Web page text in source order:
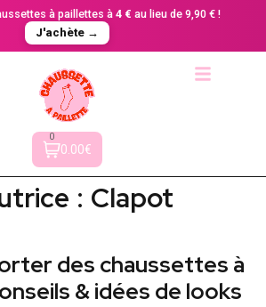
à paillettes à 4 € au lieu de 9,90 € !
J'achète →
0
0.00€
: Clapot
des chaussettes à
& idées de looks